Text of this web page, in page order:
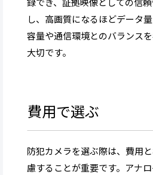
し、高画質になるほどデータ
容量や通信環境とのバランス
大切です。
費用で選ぶ
防犯カメラを選ぶ際は、費用
慮することが重要です。アナ